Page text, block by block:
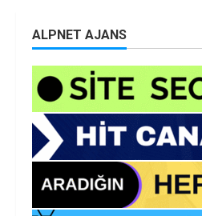
ALPNET AJANS